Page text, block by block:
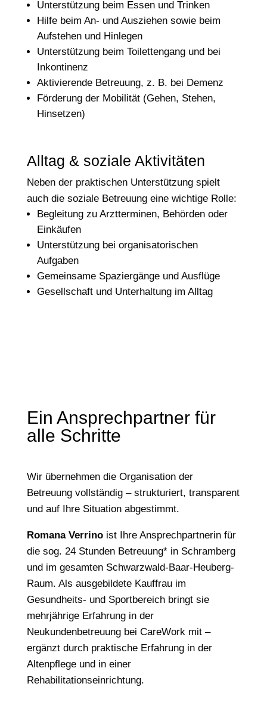
Unterstützung beim Essen und Trinken
Hilfe beim An- und Ausziehen sowie beim
Aufstehen und Hinlegen
Unterstützung beim Toilettengang und bei
Inkontinenz
Aktivierende Betreuung, z. B. bei Demenz
Förderung der Mobilität (Gehen, Stehen,
Hinsetzen)
Alltag & soziale Aktivitäten
Neben der praktischen Unterstützung spielt
auch die soziale Betreuung eine wichtige Rolle:
Begleitung zu Arztterminen, Behörden oder
Einkäufen
Unterstützung bei organisatorischen
Aufgaben
Gemeinsame Spaziergänge und Ausflüge
Gesellschaft und Unterhaltung im Alltag
Ein Ansprechpartner für
alle Schritte
Wir übernehmen die Organisation der
Betreuung vollständig – strukturiert, transparent
und auf Ihre Situation abgestimmt.
Romana Verrinoist Ihre Ansprechpartnerin für
die sog. 24 Stunden Betreuung* in Schramberg
und im gesamten Schwarzwald-Baar-Heuberg-
Raum. Als ausgebildete Kauffrau im
Gesundheits- und Sportbereich bringt sie
mehrjährige Erfahrung in der
Neukundenbetreuung bei CareWork mit –
ergänzt durch praktische Erfahrung in der
Altenpflege und in einer
Rehabilitationseinrichtung.